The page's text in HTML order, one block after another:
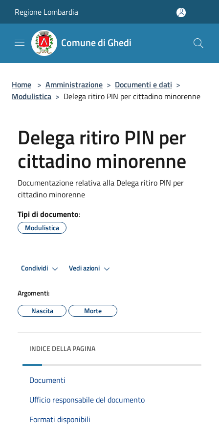
Regione Lombardia
Comune di Ghedi
Home > Amministrazione > Documenti e dati >
Modulistica > Delega ritiro PIN per cittadino minorenne
Delega ritiro PIN per
cittadino minorenne
Documentazione relativa alla Delega ritiro PIN per
cittadino minorenne
Tipi di documento:
Modulistica
Condividi Vedi azioni
Argomenti:
Nascita
Morte
INDICE DELLA PAGINA
Documenti
Ufficio responsabile del documento
Formati disponibili